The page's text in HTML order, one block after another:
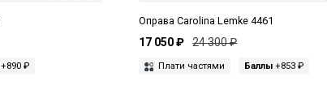
+890 ₽
Оправа Carolina Lemke 4461
17 050 ₽ 24 300 ₽
Плати частями Баллы +853 ₽